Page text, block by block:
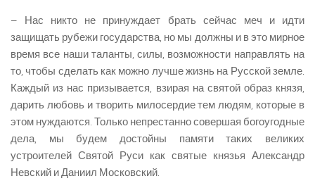
– Нас никто не принуждает брать сейчас меч и идти
защищать рубежи государства, но мы должны и в это мирное
время все наши таланты, силы, возможности направлять на
то, чтобы сделать как можно лучше жизнь на Русской земле.
Каждый из нас призывается, взирая на святой образ князя,
дарить любовь и творить милосердие тем людям, которые в
этом нуждаются. Только непрестанно совершая богоугодные
дела, мы будем достойны памяти таких великих
устроителей Святой Руси как святые князья Александр
Невский и Даниил Московский.